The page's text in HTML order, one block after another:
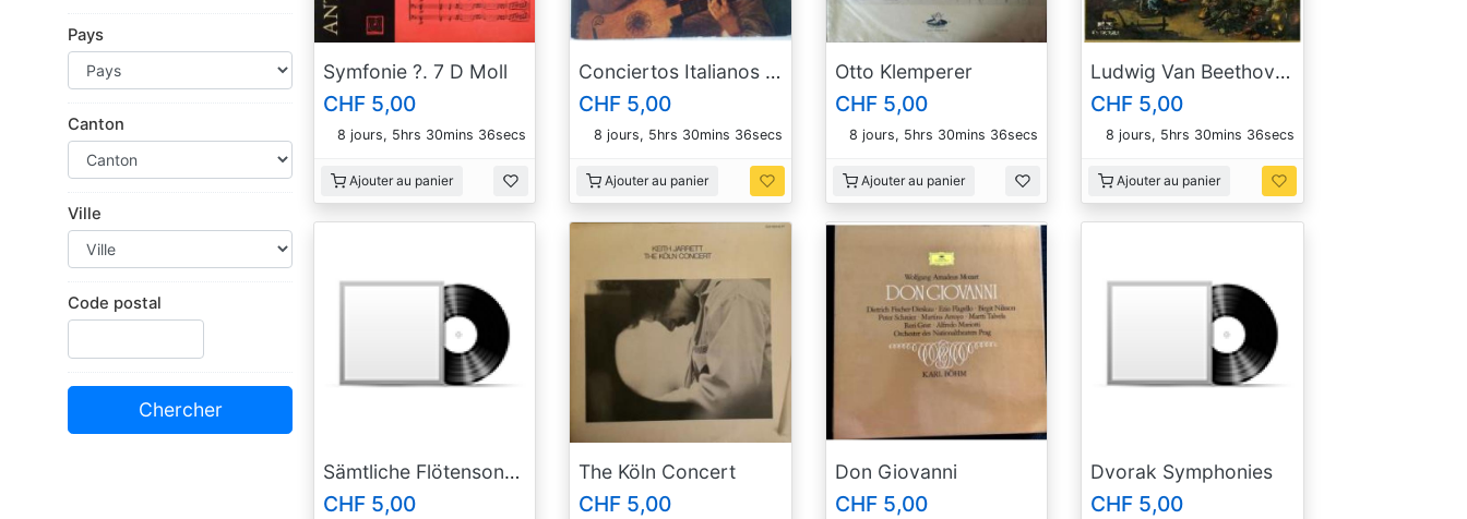
Pays
Canton
Ville
Code postal
Symfonie ?. 7 D Moll
CHF 5,00
8 jours, 5hrs 30mins 35secs
Ajouter au panier
Conciertos Italianos Para Guitarra
CHF 5,00
8 jours, 5hrs 30mins 35secs
Ajouter au panier
Otto Klemperer
CHF 5,00
8 jours, 5hrs 30mins 35secs
Ajouter au panier
Ludwig Van Beethoven
CHF 5,00
8 jours, 5hrs 30mins 35secs
Ajouter au panier
Sämtliche Flötensonaten
CHF 5,00
The Köln Concert
CHF 5,00
Don Giovanni
CHF 5,00
Dvorak Symphonies
CHF 5,00